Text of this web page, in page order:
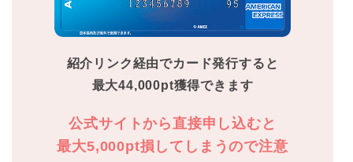
紹介リンク経由でカード発行すると
最大44,000pt獲得できます
公式サイトから直接申し込むと
最大5,000pt損してしまうので注意